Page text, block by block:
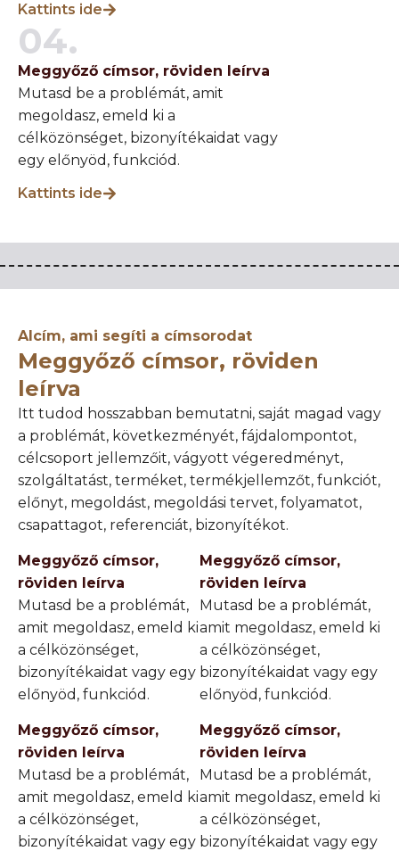
Kattints ide
04.
Meggyőző címsor, röviden leírva
Mutasd be a problémát, amit
megoldasz, emeld ki a
célközönséget, bizonyítékaidat vagy
egy előnyöd, funkciód.
Kattints ide
Alcím, ami segíti a címsorodat
Meggyőző címsor, röviden
leírva
Itt tudod hosszabban bemutatni, saját magad vagy
a problémát, következményét, fájdalompontot,
célcsoport jellemzőit, vágyott végeredményt,
szolgáltatást, terméket, termékjellemzőt, funkciót,
előnyt, megoldást, megoldási tervet, folyamatot,
csapattagot, referenciát, bizonyítékot.
Meggyőző címsor,
röviden leírva
Mutasd be a problémát,
amit megoldasz, emeld ki
a célközönséget,
bizonyítékaidat vagy egy
előnyöd, funkciód.
Meggyőző címsor,
röviden leírva
Mutasd be a problémát,
amit megoldasz, emeld ki
a célközönséget,
bizonyítékaidat vagy egy
előnyöd, funkciód.
Meggyőző címsor,
röviden leírva
Mutasd be a problémát,
amit megoldasz, emeld ki
a célközönséget,
bizonyítékaidat vagy egy
Meggyőző címsor,
röviden leírva
Mutasd be a problémát,
amit megoldasz, emeld ki
a célközönséget,
bizonyítékaidat vagy egy